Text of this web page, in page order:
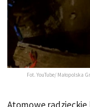
Fot. YouTube/ Małopolska
Atomowe radzieckie